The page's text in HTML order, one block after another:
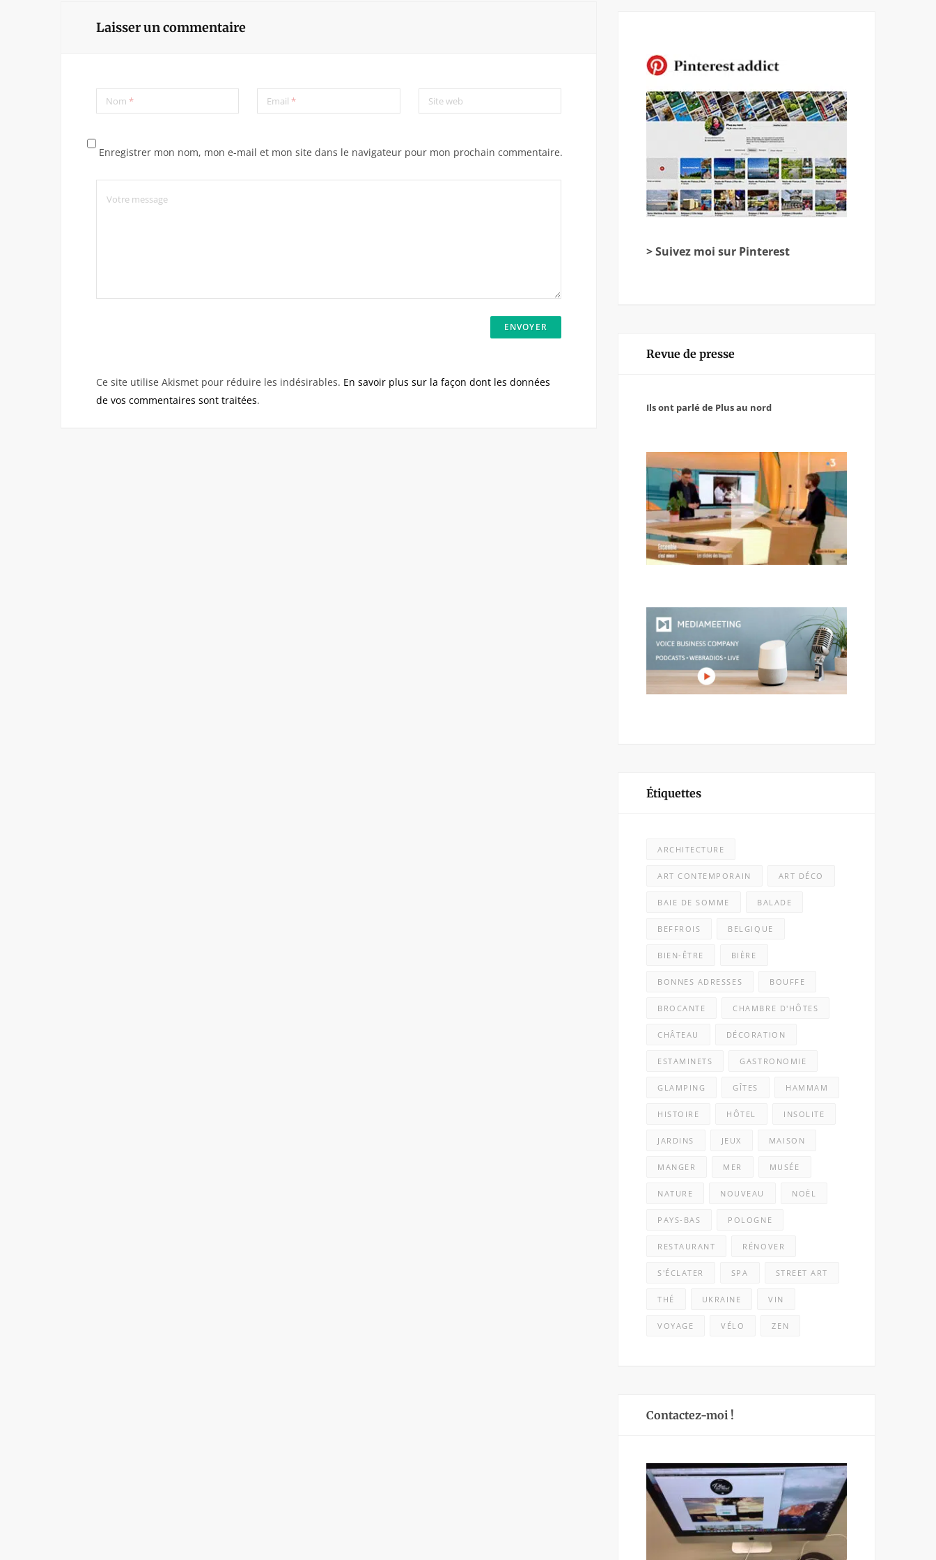
Laisser un commentaire
Nom * Email* Site web
Enregistrer mon nom, mon e-mail et mon site dans le navigateur pour mon prochain commentaire.
Ce site utilise Akismet pour réduire les indésirables. En savoir plus sur la façon dont les données
de vos commentaires sont traitées.
> Suivez moi sur Pinterest
Revue de presse
Ils ont parlé de Plus au nord
Étiquettes
ARCHITECTURE
ART CONTEMPORAIN ART DÉCO
BAIE DE SOMME BALADE
BEFFROIS BELGIQUE
BIEN-ÊTRE BIÈRE
BONNES ADRESSES BOUFFE
BROCANTE CHAMBRE D'HÔTES
CHÂTEAU DÉCORATION
ESTAMINETS GASTRONOMIE
GLAMPING GÎTES HAMMAM
HISTOIRE HÔTEL INSOLITE
JARDINS JEUX MAISON
MANGER MER MUSÉE
NATURE NOUVEAU NOËL
PAYS-BAS POLOGNE
RESTAURANT RÉNOVER
S'ÉCLATER SPA STREET ART
THÉ UKRAINE VIN
VOYAGE VÉLO ZEN
Contactez-moi !